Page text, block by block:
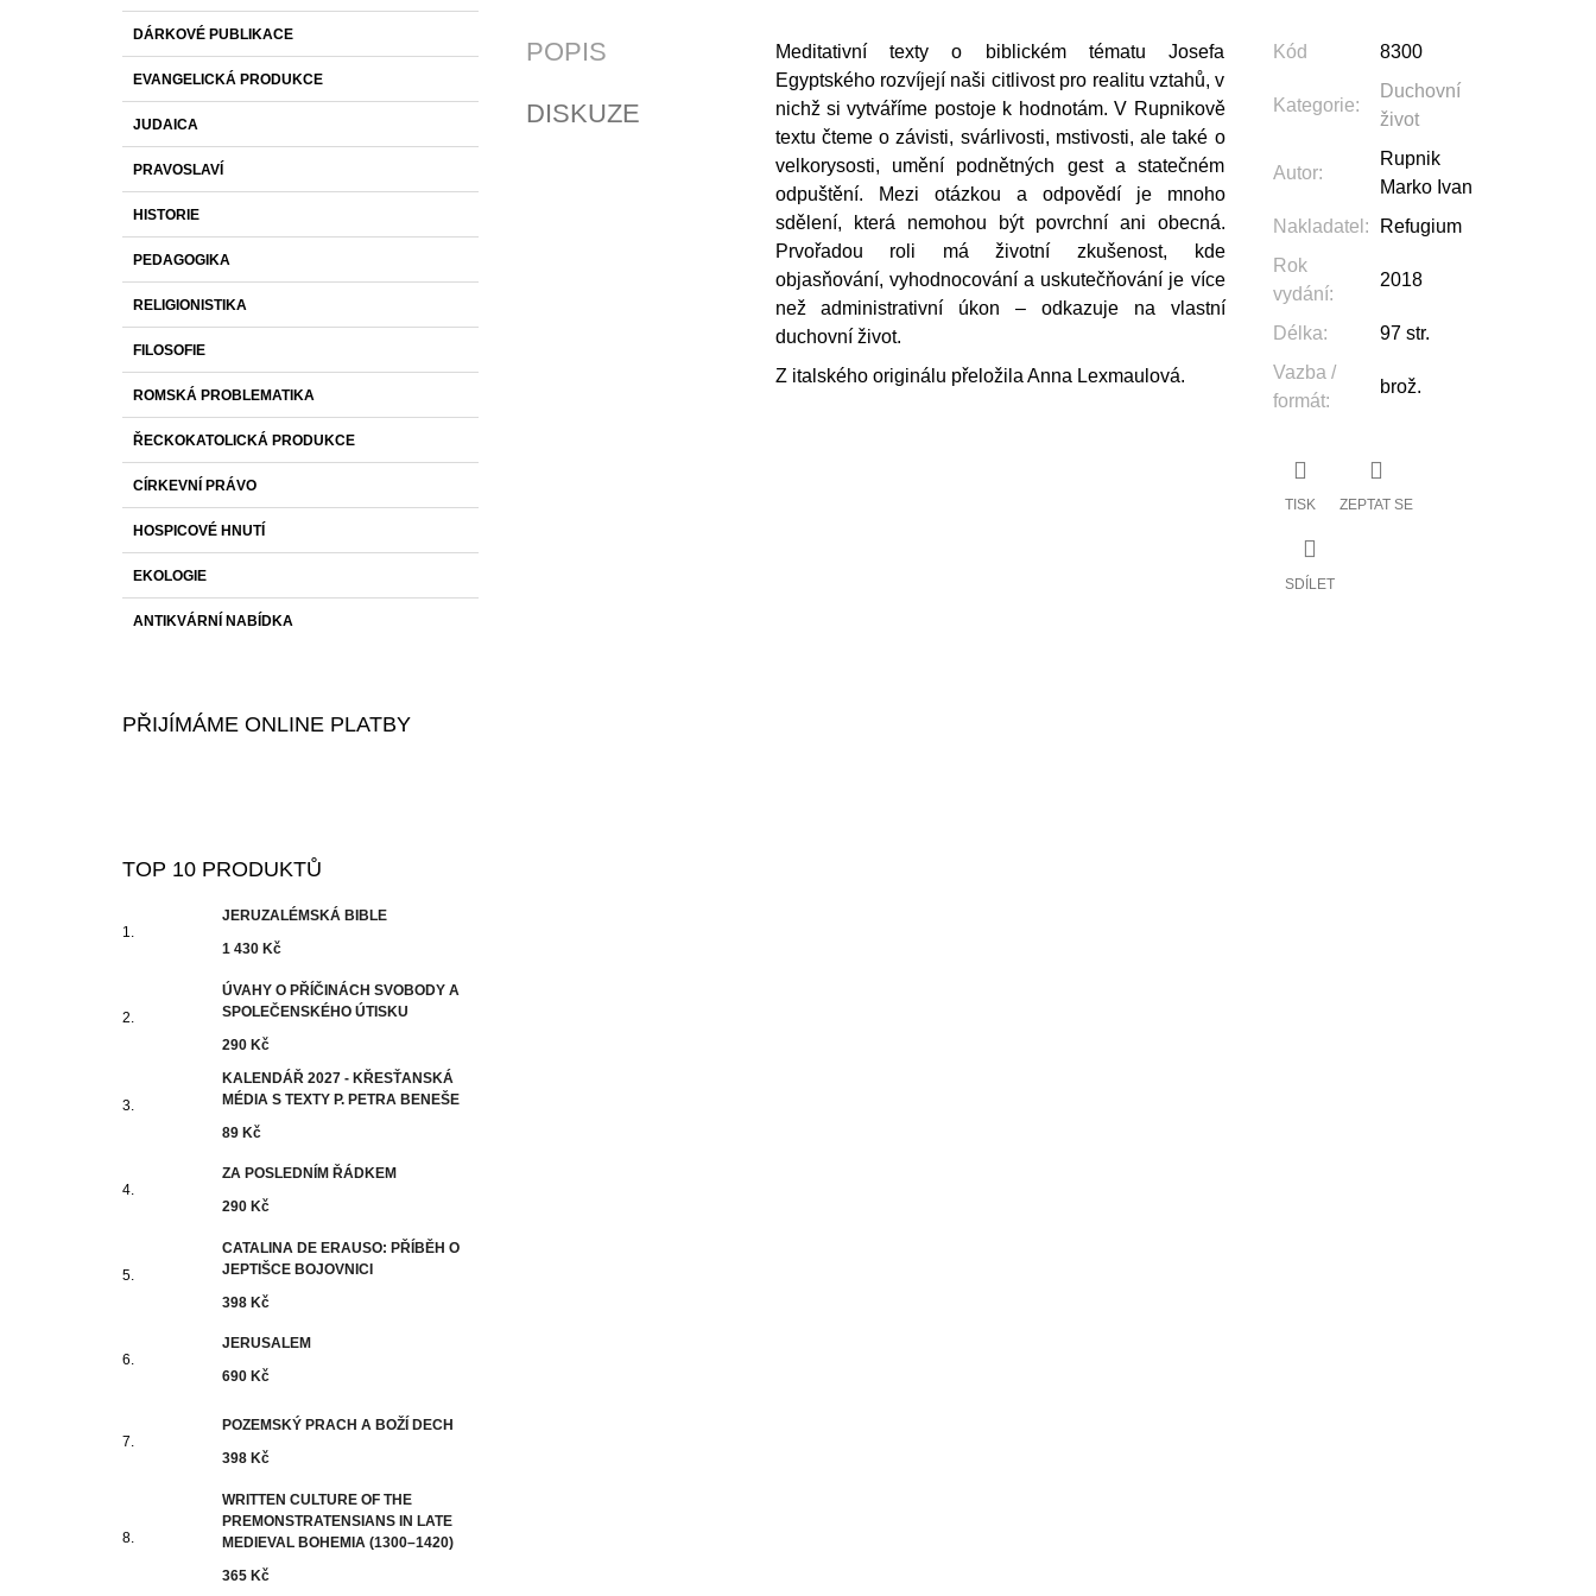
DÁRKOVÉ PUBLIKACE
EVANGELICKÁ PRODUKCE
JUDAICA
PRAVOSLAVÍ
HISTORIE
PEDAGOGIKA
RELIGIONISTIKA
FILOSOFIE
ROMSKÁ PROBLEMATIKA
ŘECKOKATOLICKÁ PRODUKCE
CÍRKEVNÍ PRÁVO
HOSPICOVÉ HNUTÍ
EKOLOGIE
ANTIKVÁRNÍ NABÍDKA
PŘIJÍMÁME ONLINE PLATBY
TOP 10 PRODUKTŮ
JERUZALÉMSKÁ BIBLE
1 430 Kč
ÚVAHY O PŘÍČINÁCH SVOBODY A
SPOLEČENSKÉHO ÚTISKU
290 Kč
KALENDÁŘ 2027 - KŘESŤANSKÁ
MÉDIA S TEXTY P. PETRA BENEŠE
89 Kč
ZA POSLEDNÍM ŘÁDKEM
290 Kč
CATALINA DE ERAUSO: PŘÍBĚH O
JEPTIŠCE BOJOVNICI
398 Kč
JERUSALEM
690 Kč
POZEMSKÝ PRACH A BOŽÍ DECH
398 Kč
WRITTEN CULTURE OF THE
PREMONSTRATENSIANS IN LATE
MEDIEVAL BOHEMIA (1300–1420)
365 Kč
POPIS
DISKUZE
Meditativní texty o biblickém tématu Josefa
Egyptského rozvíjejí naši citlivost pro realitu vztahů, v
nichž si vytváříme postoje k hodnotám. V Rupnikově
textu čteme o závisti, svárlivosti, mstivosti, ale také o
velkorysosti, umění podnětných gest a statečném
odpuštění. Mezi otázkou a odpovědí je mnoho
sdělení, která nemohou být povrchní ani obecná.
Prvořadou roli má životní zkušenost, kde
objasňování, vyhodnocování a uskutečňování je více
než administrativní úkon – odkazuje na vlastní
duchovní život.
Z italského originálu přeložila Anna Lexmaulová.
Kód 8300
Kategorie:
Duchovní
život
Autor:
Rupnik
Marko Ivan
Nakladatel :
Refugium
Rok
vydání:
2018
Délka:
97 str.
Vazba /
formát:
brož.
TISK ZEPTAT SE
SDÍLET